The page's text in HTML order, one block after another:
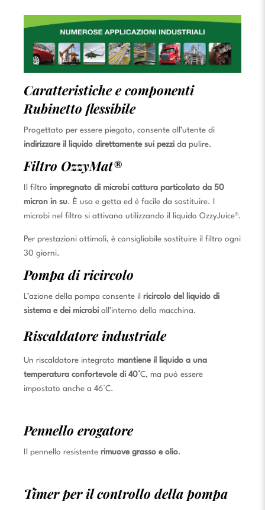
Caratteristiche e componenti
Rubinetto flessibile
Progettato per essere piegato, consente all’utente di
indirizzare il liquido direttamente sui pezzi da pulire.
Filtro OzzyMat®
Il filtro impregnato di microbi cattura particolato da 50
micron in su. È usa e getta ed è facile da sostituire. I
microbi nel filtro si attivano utilizzando il liquido OzzyJuice®.
Per prestazioni ottimali, è consigliabile sostituire il filtro ogni
30 giorni.
Pompa di ricircolo
L’azione della pompa consente il ricircolo del liquido di
sistema e dei microbi all’interno della macchina.
Riscaldatore industriale
Un riscaldatore integrato mantiene il liquido a una
temperatura confortevole di 40°C, ma può essere
impostato anche a 46°C.
Pennello erogatore
Il pennello resistente rimuove grasso e olio.
Timer per il controllo della pompa